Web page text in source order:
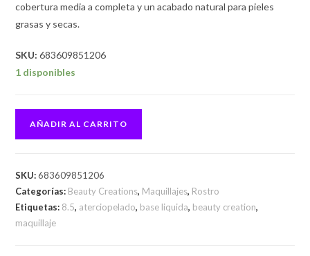
cobertura media a completa y un acabado natural para pieles
grasas y secas.
SKU: 683609851206
1 disponibles
AÑADIR AL CARRITO
SKU:683609851206
Categorías: Beauty Creations, Maquillajes, Rostro
Etiquetas: 8.5, aterciopelado, base liquida, beauty creation,
maquillaje